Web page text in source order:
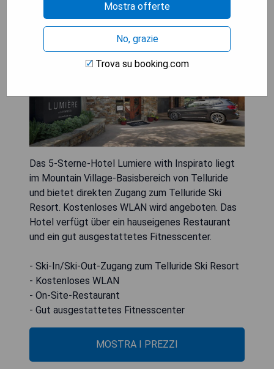
Das 5-Sterne-Hotel Lumiere with Inspirato liegt
im Mountain Village-Basisbereich von Telluride
und bietet direkten Zugang zum Telluride Ski
Resort. Kostenloses WLAN wird angeboten. Das
Hotel verfügt über ein hauseigenes Restaurant
und ein gut ausgestattetes Fitnesscenter.
- Ski-In/Ski-Out-Zugang zum Telluride Ski Resort
- Kostenloses WLAN
- On-Site-Restaurant
- Gut ausgestattetes Fitnesscenter
MOSTRA I PREZZI
Mostra offerte
No, grazie
Trova su booking.com